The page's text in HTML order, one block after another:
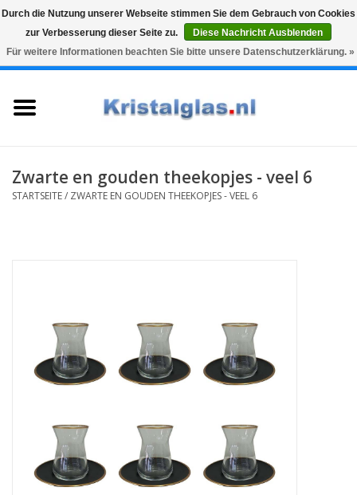
Snelle levering
Graveren
0 Artikel - €0,00
Karaffen
Geschenke
Kaffee & Tee
Zwarte en gouden theekopjes - veel 6
STARTSEITE/ ZWARTE EN GOUDEN THEEKOPJES - VEEL 6
Durch die Nutzung unserer Webseite stimmen Sie dem Gebrauch von Cookies
zur Verbesserung dieser Seite zu.
Diese Nachricht Ausblenden
Für weitere Informationen beachten Sie bitte unsere Datenschutzerklärung. »